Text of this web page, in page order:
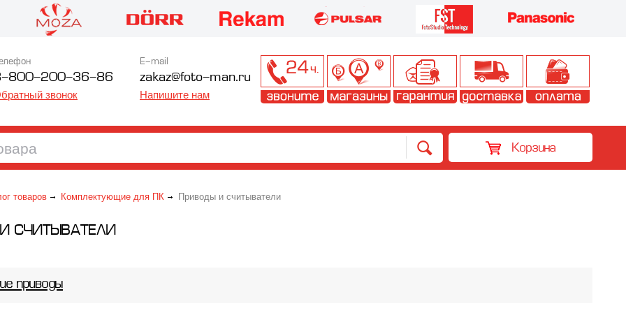
800-200-36-86
звонок
E-mail
zakaz@foto-man.ru
Напишите нам
Корзина
товаров Комплектующие для ПК Приводы и считыватели
СЧИТЫВАТЕЛИ
приводы